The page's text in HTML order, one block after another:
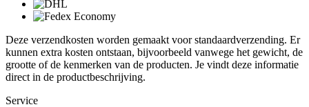
Deze verzendkosten worden gemaakt voor standaardverzending. Er
kunnen extra kosten ontstaan, bijvoorbeeld vanwege het gewicht, de
grootte of de kenmerken van de producten. Je vindt deze informatie
direct in de productbeschrijving.
Service